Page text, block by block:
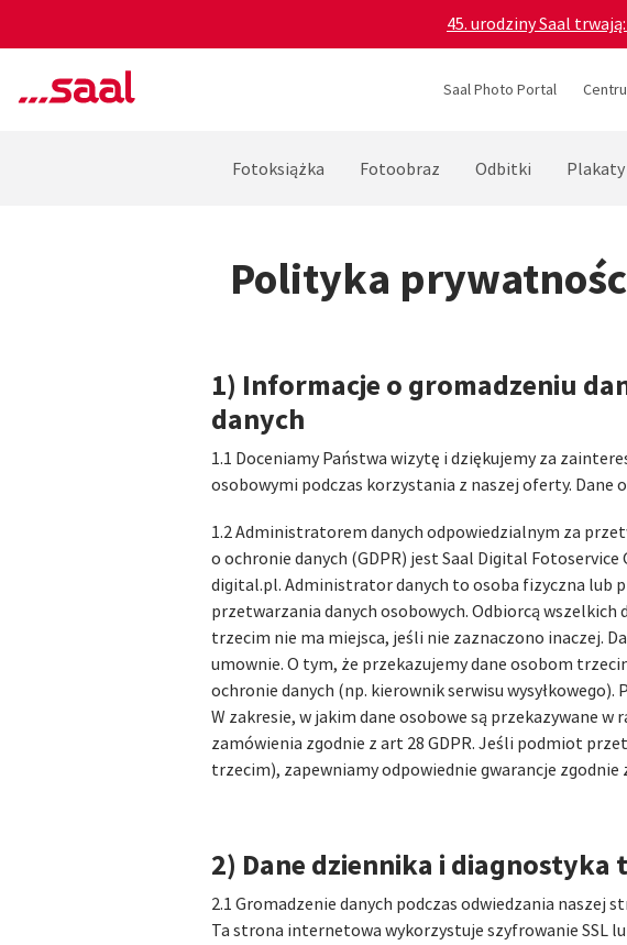
45. urodziny Saal
Saal Photo Portal
Fotoksiążka Fotoobraz Odbitki
Polityka
1) Informacje o gromadzeniu
danych
1.1 Doceniamy Państwa wizytę i dziękujemy za
osobowymi podczas korzystania z naszej oferty.
1.2 Administratorem danych odpowiedzialnym za
o ochronie danych (GDPR) jest Saal Digital
digital.pl. Administrator danych to osoba fizyczna lub
przetwarzania danych osobowych. Odbiorcą
trzecim nie ma miejsca, jeśli nie zaznaczono inaczej.
umownie. O tym, że przekazujemy dane osobom
ochronie danych (np. kierownik serwisu
W zakresie, w jakim dane osobowe są przekazywane
zamówienia zgodnie z art 28 GDPR. Jeśli podmiot
trzecim), zapewniamy odpowiednie gwarancje zgodnie
2) Dane dziennika i diagnostyka
2.1 Gromadzenie danych podczas odwiedzania naszej
Ta strona internetowa wykorzystuje szyfrowanie SSL